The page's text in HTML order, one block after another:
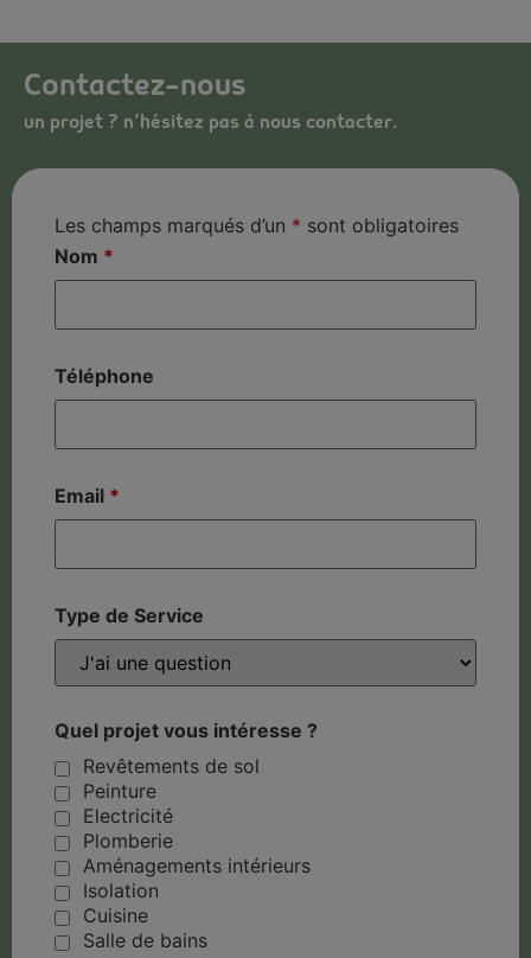
Contactez-nous
un projet ? n’hésitez pas à nous contacter.
Les champs marqués d’un * sont obligatoires
Nom *
Téléphone
Email *
Type de Service
Quel projet vous intéresse ?
Revêtements de sol
Peinture
Electricité
Plomberie
Aménagements intérieurs
Isolation
Cuisine
Salle de bains